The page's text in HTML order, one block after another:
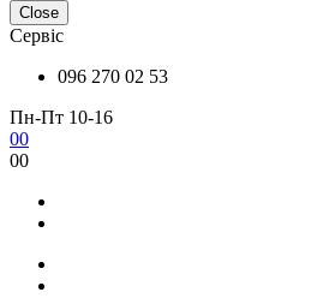
Close
Сервіс
096 270 02 53
Пн-Пт 10-16
00
00